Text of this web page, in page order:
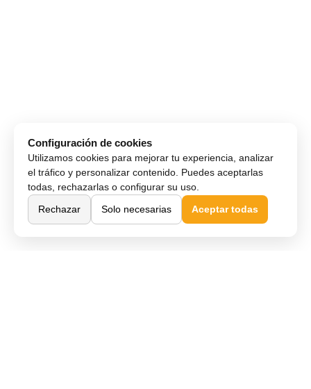
Configuración de cookies
Utilizamos cookies para mejorar tu experiencia, analizar
el tráfico y personalizar contenido. Puedes aceptarlas
todas, rechazarlas o configurar su uso.
Rechazar
Solo necesarias Aceptar todas